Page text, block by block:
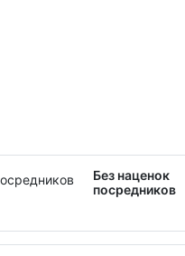
Без наценок
посредников